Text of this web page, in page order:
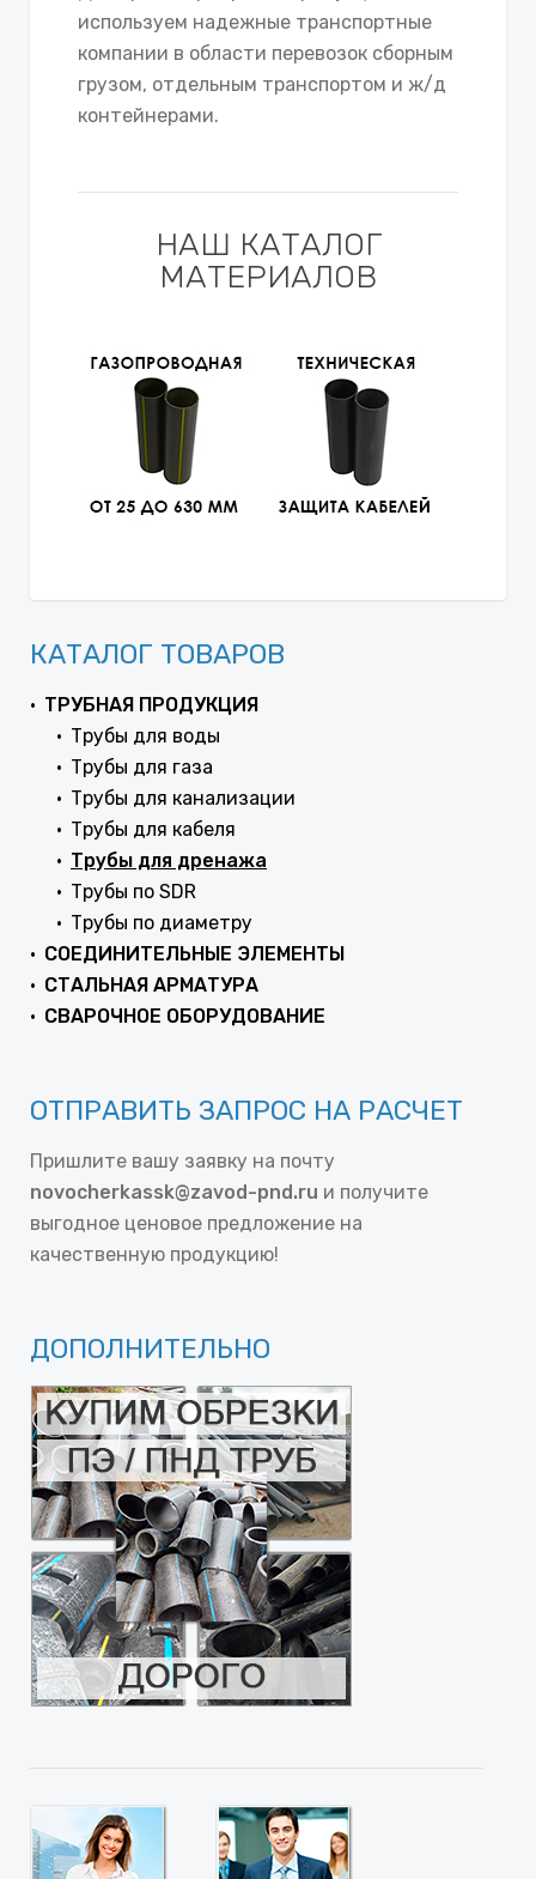
используем надежные транспортные
компании в области перевозок сборным
грузом, отдельным транспортом и ж/д
контейнерами.
НАШ КАТАЛОГ
МАТЕРИАЛОВ
КАТАЛОГ ТОВАРОВ
ТРУБНАЯ ПРОДУКЦИЯ
Трубы для воды
Трубы для газа
Трубы для канализации
Трубы для кабеля
Трубы для дренажа
Трубы по SDR
Трубы по диаметру
СОЕДИНИТЕЛЬНЫЕ ЭЛЕМЕНТЫ
СТАЛЬНАЯ АРМАТУРА
СВАРОЧНОЕ ОБОРУДОВАНИЕ
ОТПРАВИТЬ ЗАПРОС НА РАСЧЕТ
Пришлите вашу заявку на почту
novocherkassk@zavod-pnd.ru и получите
выгодное ценовое предложение на
качественную продукцию!
ДОПОЛНИТЕЛЬНО